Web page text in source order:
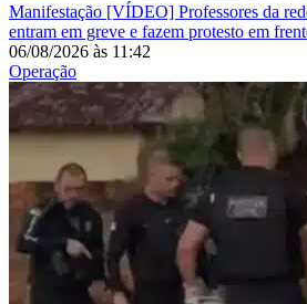
Manifestação [VÍDEO] Professores da
entram em greve e fazem protesto em
06/08/2026 às 11:42
Operação